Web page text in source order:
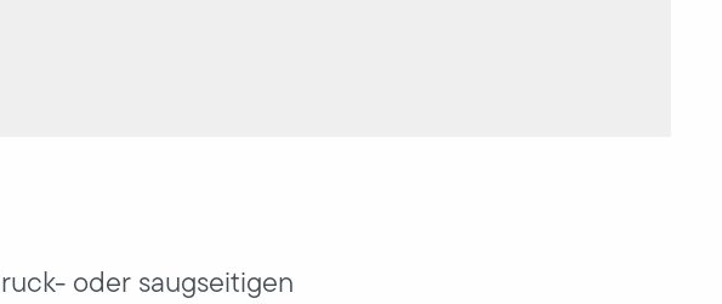
oder saugseitigen